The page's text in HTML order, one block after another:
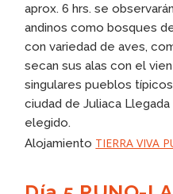
aprox. 6 hrs. se
andinos como bosques
con variedad de aves,
secan sus alas con el
singulares pueblos
ciudad de Juliaca
elegido.
Alojamiento TIERRA VIVA